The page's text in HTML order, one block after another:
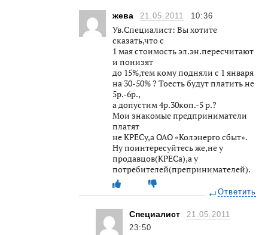
жева 21.05.2011 10:36
Ув.Специалист: Вы хотите
сказать,что с
1 мая стоимость эл.эн.пересчитают
и понизят
до 15%,тем кому подняли с 1 января
на 30-50% ? Тоесть будут платить не
5р.-6р.,
а допустим 4р.30коп.-5 р.?
Мои знакомые предприниматели
платят
не КРЕСу,а ОАО «Колэнерго сбыт».
Ну поинтересуйтесь же,не у
продавцов(КРЕСа),а у
потребителей(препринимателей).
Ответить
Специалист
21.05.2011
23:50